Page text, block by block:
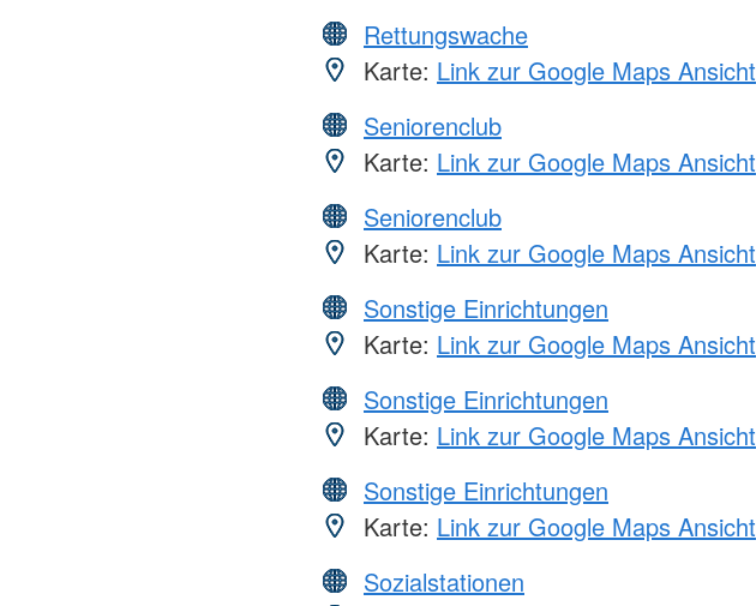
Rettungswache
Karte: Link zur Google Maps Ansicht
Seniorenclub
Karte: Link zur Google Maps Ansicht
Seniorenclub
Karte: Link zur Google Maps Ansicht
Sonstige Einrichtungen
Karte: Link zur Google Maps Ansicht
Sonstige Einrichtungen
Karte: Link zur Google Maps Ansicht
Sonstige Einrichtungen
Karte: Link zur Google Maps Ansicht
Sozialstationen